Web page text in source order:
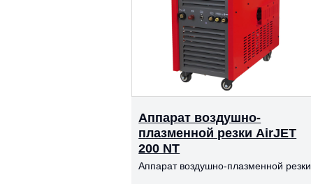
Аппарат воздушно-
плазменной резки AirJET
200 NT
Аппарат воздушно-плазменной резки